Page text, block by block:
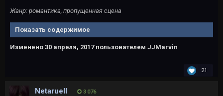
Жанр: романтика, пропущенная сцена
Показать содержимое
Изменено 30 апреля, 2017пользователем JJMarvin
21
Netaruell 3 076